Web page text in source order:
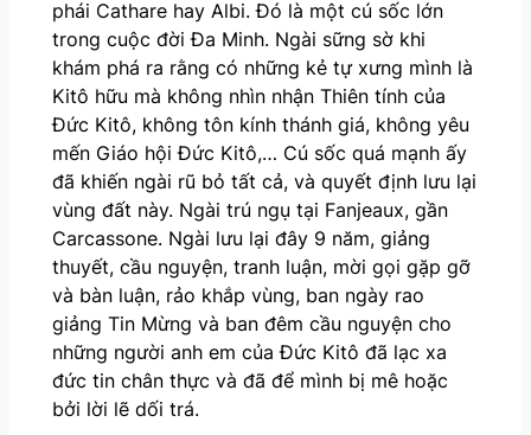
phái Cathare hay Albi. Đó là một cú sốc lớn
trong cuộc đời Đa Minh. Ngài sững sờ khi
khám phá ra rằng có những kẻ tự xưng mình là
Kitô hữu mà không nhìn nhận Thiên tính của
Đức Kitô, không tôn kính thánh giá, không yêu
mến Giáo hội Đức Kitô,… Cú sốc quá mạnh ấy
đã khiến ngài rũ bỏ tất cả, và quyết định lưu lại
vùng đất này. Ngài trú ngụ tại Fanjeaux, gần
Carcassone. Ngài lưu lại đây 9 năm, giảng
thuyết, cầu nguyện, tranh luận, mời gọi gặp gỡ
và bàn luận, rảo khắp vùng, ban ngày rao
giảng Tin Mừng và ban đêm cầu nguyện cho
những người anh em của Đức Kitô đã lạc xa
đức tin chân thực và đã để mình bị mê hoặc
bởi lời lẽ dối trá.